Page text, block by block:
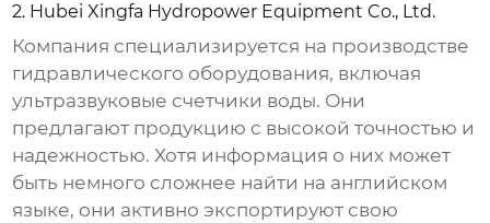
2. Hubei Xingfa Hydropower Equipment Co., Ltd.
Компания специализируется на производстве
гидравлического оборудования, включая
ультразвуковые счетчики воды. Они
предлагают продукцию с высокой точностью и
надежностью. Хотя информация о них может
быть немного сложнее найти на английском
языке, они активно экспортируют свою